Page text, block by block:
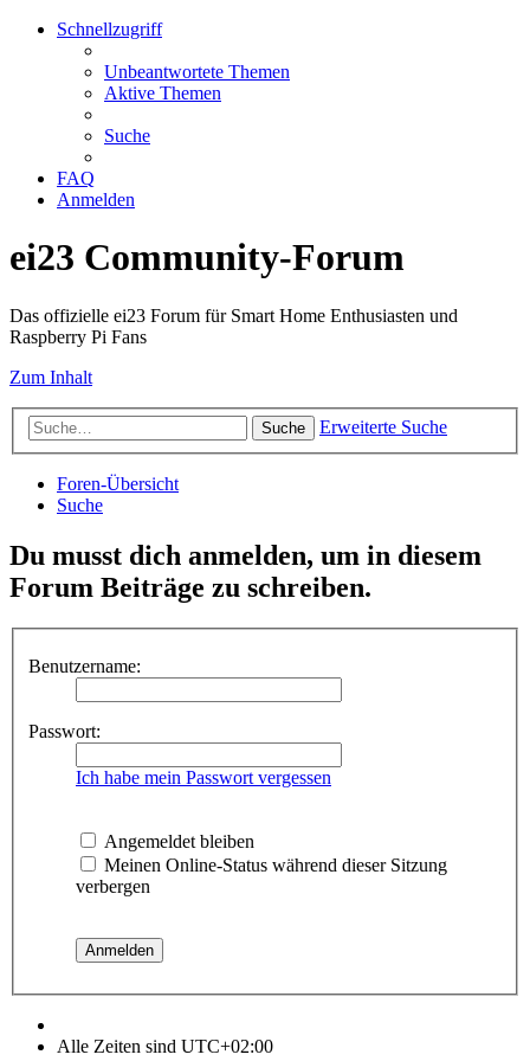
Schnellzugriff
Unbeantwortete Themen
Aktive Themen
Suche
FAQ
Anmelden
ei23 Community-Forum
Das offizielle ei23 Forum für Smart Home Enthusiasten und
Raspberry Pi Fans
Zum Inhalt
Suche Erweiterte Suche
Foren-Übersicht
Suche
Du musst dich anmelden, um in diesem
Forum Beiträge zu schreiben.
Benutzername:
Passwort:
Ich habe mein Passwort vergessen
Angemeldet bleiben
Meinen Online-Status während dieser Sitzung
verbergen
Alle Zeiten sind UTC+02:00